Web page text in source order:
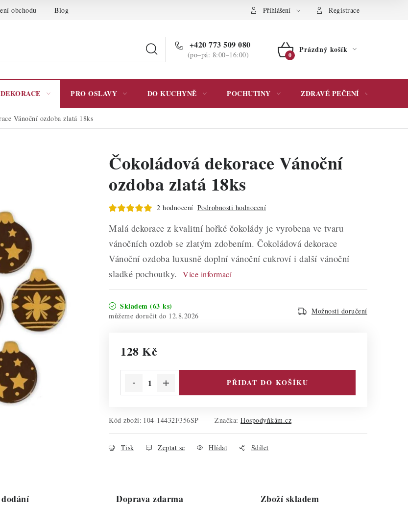
obchodu Blog Podmínky ochrany osobních údajů Přihlášení Registrace
+420 773 509 080
(po–pá: 8:00–16:00)
NÁKUPNÍ
Prázdný košík
DEKORACE PRO OSLAVY DO KUCHYNĚ POCHUTINY ZDRAVÉ PEČENÍ
Vánoční ozdoba zlatá 18ks
Čokoládová dekorace Vánoční
ozdoba zlatá 18ks
2 hodnocení Podrobnosti hodnocení
Malá dekorace z kvalitní hořké čokolády je vyrobena ve tvaru
vánočních ozdob se zlatým zdobením. Čokoládová dekorace
Vánoční ozdoba luxusně doplní vánoční cukroví i další vánoční
sladké pochoutky.
Více informací
Skladem (63 ks)
12.8.2026
Možnosti doručení
128 Kč
PŘIDAT DO KOŠÍKU
Kód zboží: 104-14432F356SP Značka: Hospodyňkám.cz
Tisk Zeptat se Hlídat Sdílet
Doprava zdarma Zboží skladem